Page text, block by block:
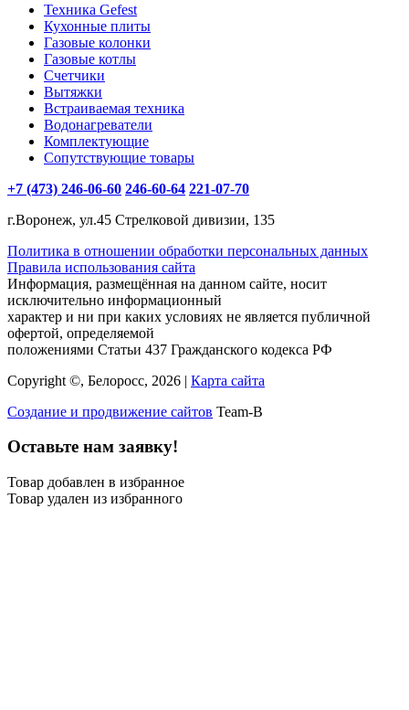
Техника Gefest
Кухонные плиты
Газовые колонки
Газовые котлы
Счетчики
Вытяжки
Встраиваемая техника
Водонагреватели
Комплектующие
Сопутствующие товары
+7 (473) 246-06-60 246-60-64 221-07-70
г.Воронеж, ул.45 Стрелковой дивизии, 135
Политика в отношении обработки персональных данных
Правила использования сайта
Информация, размещённая на данном сайте, носит
исключительно информационный
характер и ни при каких условиях не является публичной
офертой, определяемой
положениями Статьи 437 Гражданского кодекса РФ
Copyright ©, Белоросс, 2026 | Карта сайта
Создание и продвижение сайтов Team-B
Оставьте нам заявку!
Товар добавлен в избранное
Товар удален из избранного